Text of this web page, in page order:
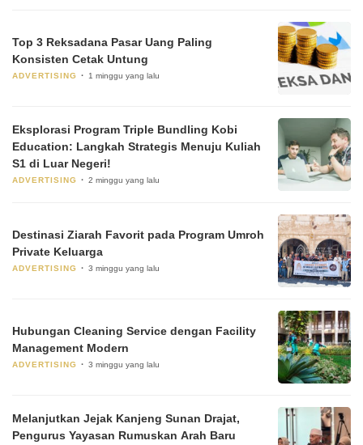
Top 3 Reksadana Pasar Uang Paling
Konsisten Cetak Untung
ADVERTISING 1 minggu yang lalu
Eksplorasi Program Triple Bundling Kobi
Education: Langkah Strategis Menuju Kuliah
S1 di Luar Negeri!
ADVERTISING 2 minggu yang lalu
Destinasi Ziarah Favorit pada Program Umroh
Private Keluarga
ADVERTISING 3 minggu yang lalu
Hubungan Cleaning Service dengan Facility
Management Modern
ADVERTISING 3 minggu yang lalu
Melanjutkan Jejak Kanjeng Sunan Drajat,
Pengurus Yayasan Rumuskan Arah Baru